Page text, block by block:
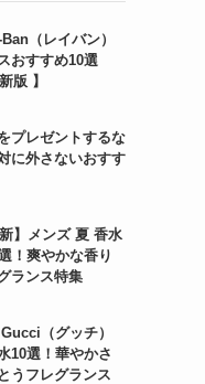
（レイバン）
おすすめ10選
版 】
プレゼントするな
に外さないおすす
新】メンズ 夏 香水
！爽やかな香り
ランス特集
（グッチ）
10選！華やかさ
うフレグランス